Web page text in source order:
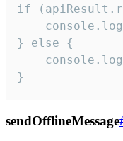
if
} else {
}
sendOfflineMessage